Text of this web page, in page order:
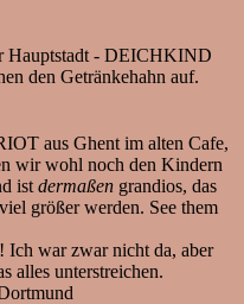
Hauptstadt - DEICHKIND
den Getränkehahn auf.
aus Ghent im alten Cafe,
wir wohl noch den Kindern
ist dermaßen grandios, das
größer werden. See them
war zwar nicht da, aber
alles unterstreichen.